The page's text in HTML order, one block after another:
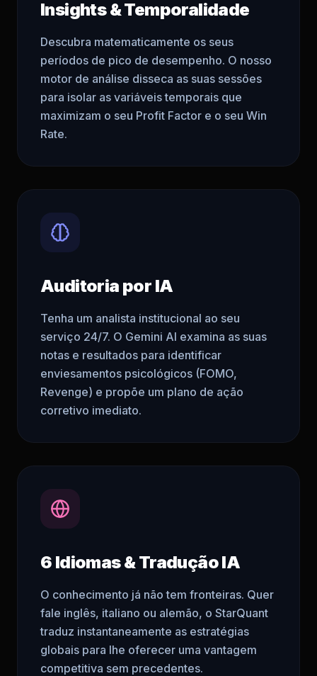
Insights & Temporalidade
Descubra matematicamente os seus
períodos de pico de desempenho. O nosso
motor de análise disseca as suas sessões
para isolar as variáveis temporais que
maximizam o seu Profit Factor e o seu Win
Rate.
Auditoria por IA
Tenha um analista institucional ao seu
serviço 24/7. O Gemini AI examina as suas
notas e resultados para identificar
enviesamentos psicológicos (FOMO,
Revenge) e propõe um plano de ação
corretivo imediato.
6 Idiomas & Tradução IA
O conhecimento já não tem fronteiras. Quer
fale inglês, italiano ou alemão, o StarQuant
traduz instantaneamente as estratégias
globais para lhe oferecer uma vantagem
competitiva sem precedentes.